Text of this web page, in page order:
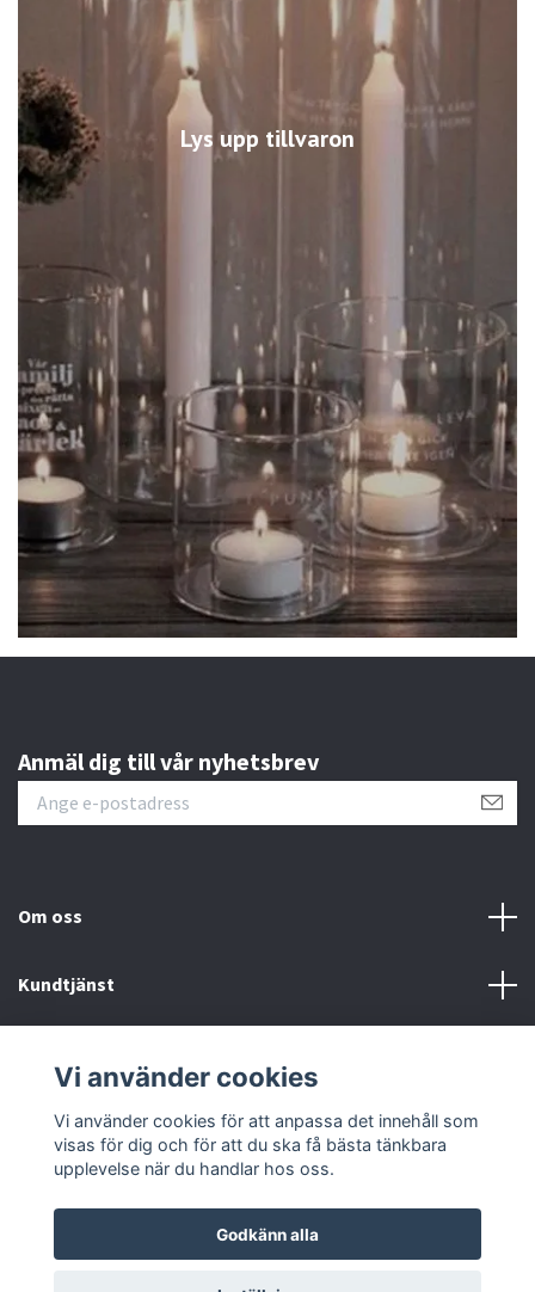
Lys upp tillvaron
Anmäl dig till vår nyhetsbrev
Om oss
Kundtjänst
Sociala medier
Vi använder cookies
Vi använder cookies för att anpassa det innehåll som
visas för dig och för att du ska få bästa tänkbara
upplevelse när du handlar hos oss.
Godkänn alla